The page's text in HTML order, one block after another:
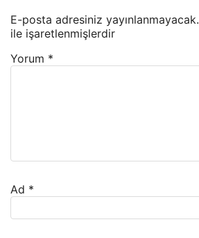
E-posta adresiniz yayınlanmayacak.
ile işaretlenmişlerdir
Yorum *
Ad *